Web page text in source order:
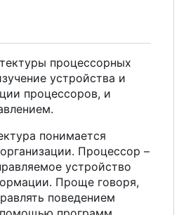
процессорных
устройства и
процессоров, и
понимается
Процессор –
устройство
Проще говоря,
поведением